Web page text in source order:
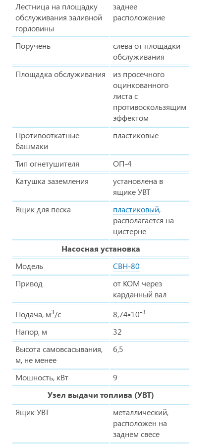
Лестница на площадку
обслуживания заливной
горловины
заднее
расположение
Поручень
слева от площадки
обслуживания
Площадка обслуживания
из просечного
оцинкованного
листа с
противоскользящим
эффектом
Противооткатные
башмаки
пластиковые
Тип огнетушителя
ОП-4
Катушка заземления
установлена в
ящике УВТ
Ящик для песка
пластиковый,
располагается на
цистерне
Насосная установка
Модель
СВН-80
Привод
от КОМ через
карданный вал
Подача, м3/c 8,74▪10-3
Напор, м
32
Высота самовсасывания,
м, не менее
6,5
Мошность, кВт
9
Узел выдачи топлива (УВТ)
Ящик УВТ
металлический,
расположен на
заднем свесе